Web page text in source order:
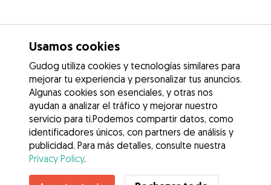
Contacta con Nerea
Usamos cookies
Gudog utiliza cookies y tecnologías similares para
mejorar tu experiencia y personalizar tus anuncios.
Algunas cookies son esenciales, y otras nos
ayudan a analizar el tráfico y mejorar nuestro
servicio para ti.Podemos compartir datos, como
identificadores únicos, con partners de análisis y
publicidad. Para más detalles, consulte nuestra
Privacy Policy.